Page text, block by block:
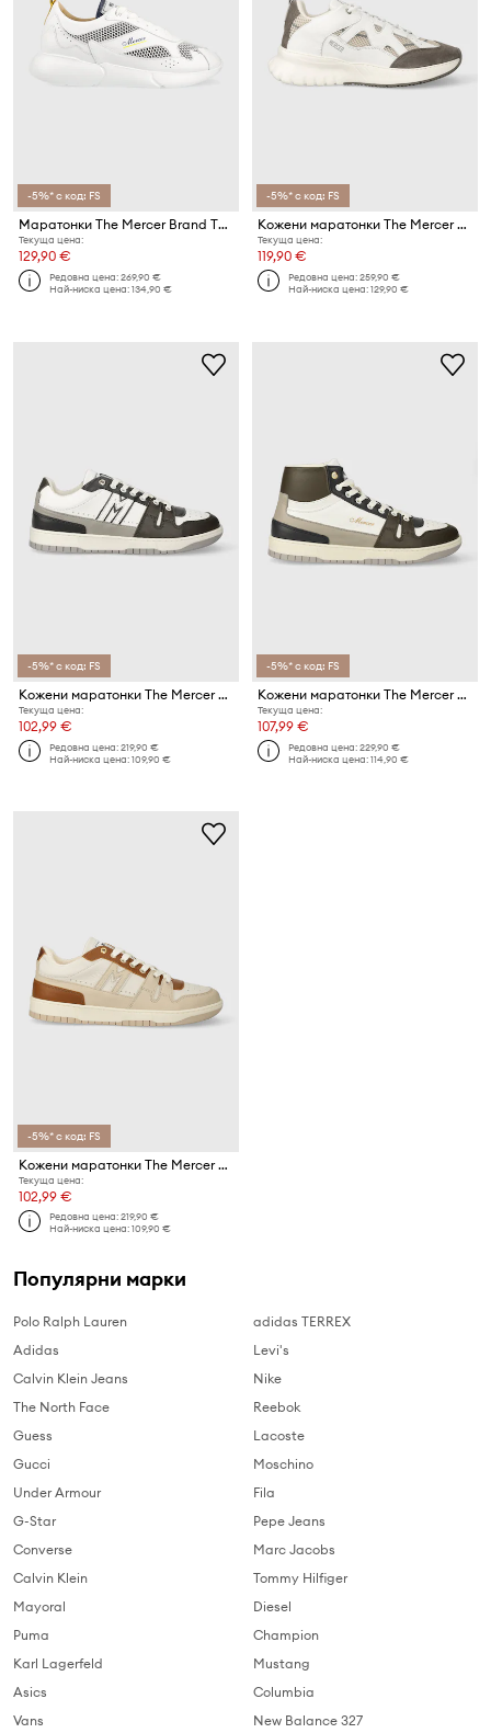
-5%* с код: FS
Маратонки The Mercer Brand The W3RD
Текуща цена:
129,90 €
Редовна цена:269,90 €
Най-ниска цена:134,90 €
-5%* с код: FS
Кожени маратонки The Mercer Brand The Jupiter
Текуща цена:
119,90 €
Редовна цена:259,90 €
Най-ниска цена:129,90 €
-5%* с код: FS
Кожени маратонки The Mercer Brand The Brooklyn M
Текуща цена:
102,99 €
Редовна цена:219,90 €
Най-ниска цена:109,90 €
-5%* с код: FS
Кожени маратонки The Mercer Brand The Brooklyn High
Текуща цена:
107,99 €
Редовна цена:229,90 €
Най-ниска цена:114,90 €
-5%* с код: FS
Кожени маратонки The Mercer Brand The Brooklyn M
Текуща цена:
102,99 €
Редовна цена:219,90 €
Най-ниска цена:109,90 €
Популярни марки
Polo Ralph Lauren
Adidas
Calvin Klein Jeans
The North Face
Guess
Gucci
Under Armour
G-Star
Converse
Calvin Klein
Mayoral
Puma
Karl Lagerfeld
Asics
Vans
adidas TERREX
Levi's
Nike
Reebok
Lacoste
Moschino
Fila
Pepe Jeans
Marc Jacobs
Tommy Hilfiger
Diesel
Champion
Mustang
Columbia
New Balance 327